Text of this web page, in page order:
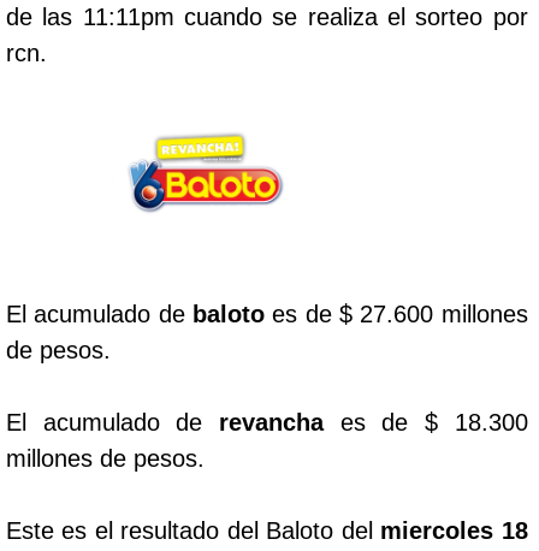
Lotería de Medellín
Lotería del Cauca
Extra de Colombia
Antioqueñita Tarde
Astro Sol
de las 11:11pm cuando se realiza el sorteo por
rcn.
El acumulado de balotoes de $ 27.600 millones
de pesos.
El acumulado de revanchaes de $ 18.300
millones de pesos.
Este es el resultado del Baloto del miercoles 18